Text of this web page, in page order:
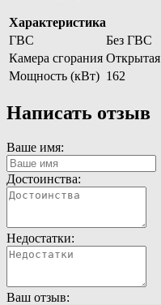
Характеристика
ГВС
Без ГВС
Камера сгорания Открытая
Мощность (кВт) 162
Написать отзыв
Ваше имя:
Достоинства:
Недостатки:
Ваш отзыв: